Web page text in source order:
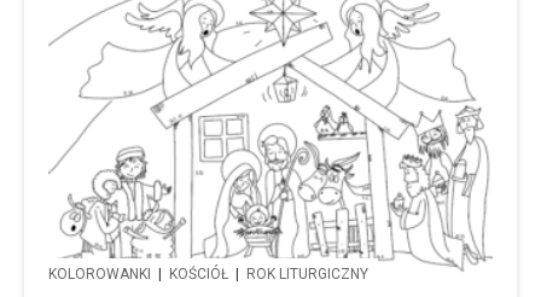
KOLOROWANKI | KOŚCIÓŁ | ROK LITURGICZNY